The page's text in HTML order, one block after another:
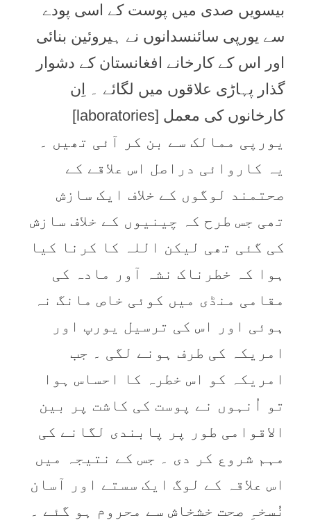
بیسویں صدی میں پوست کے اسی پودے
سے یورپی سائنسدانوں نے ہیروئین بنائی
اور اس کے کارخانے افغانستان کے دشوار
گذار پہاڑی علاقوں میں لگائے ۔ اِن
کارخانوں کی معمل [laboratories]
یورپی ممالک سے بن کر آئی تھیں ۔
یہ کاروائی دراصل اس علاقے کے
صحتمند لوگوں کے خلاف ایک سازش
تھی جس طرح کہ چینیوں کے خلاف سازش
کی گئی تھی لیکن اللہ کا کرنا کیا
ہوا کہ خطرناک نشہ آور مادہ کی
مقامی منڈی میں کوئی خاص مانگ نہ
ہوئی اور اس کی ترسیل یورپ اور
امریکہ کی طرف ہونے لگی ۔ جب
امریکہ کو اس خطرہ کا احساس ہوا
تو اُنہوں نے پوست کی کاشت پر بین
الاقوامی طور پر پابندی لگانے کی
مہم شروع کر دی ۔ جس کے نتیجہ میں
اس علاقہ کے لوگ ایک سستے اور آسان
نُسخہِ صحت خشخاش سے محروم ہو گئے ۔